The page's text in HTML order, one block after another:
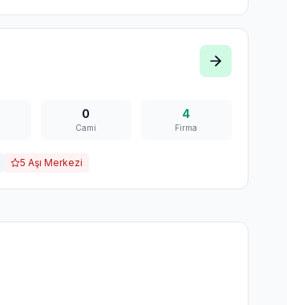
0
Cami
4
Firma
5 Aşı Merkezi